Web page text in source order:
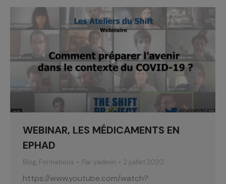
WEBINAR, LES MÉDICAMENTS EN
EPHAD
Blog, Formations Par yadmin 2 juillet 2020
https://www.youtube.com/watch?